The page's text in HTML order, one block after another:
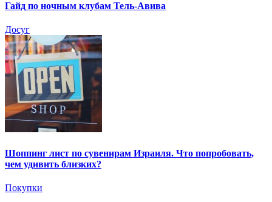
Гайд по ночным клубам Тель-Авива
Досуг
Шоппинг лист по сувенирам Израиля. Что попробовать,
чем удивить близких?
Покупки